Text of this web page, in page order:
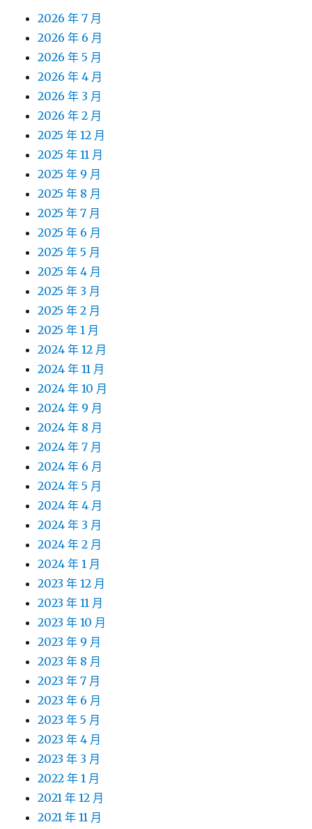
2026 年 7 月
2026 年 6 月
2026 年 5 月
2026 年 4 月
2026 年 3 月
2026 年 2 月
2025 年 12 月
2025 年 11 月
2025 年 9 月
2025 年 8 月
2025 年 7 月
2025 年 6 月
2025 年 5 月
2025 年 4 月
2025 年 3 月
2025 年 2 月
2025 年 1 月
2024 年 12 月
2024 年 11 月
2024 年 10 月
2024 年 9 月
2024 年 8 月
2024 年 7 月
2024 年 6 月
2024 年 5 月
2024 年 4 月
2024 年 3 月
2024 年 2 月
2024 年 1 月
2023 年 12 月
2023 年 11 月
2023 年 10 月
2023 年 9 月
2023 年 8 月
2023 年 7 月
2023 年 6 月
2023 年 5 月
2023 年 4 月
2023 年 3 月
2022 年 1 月
2021 年 12 月
2021 年 11 月